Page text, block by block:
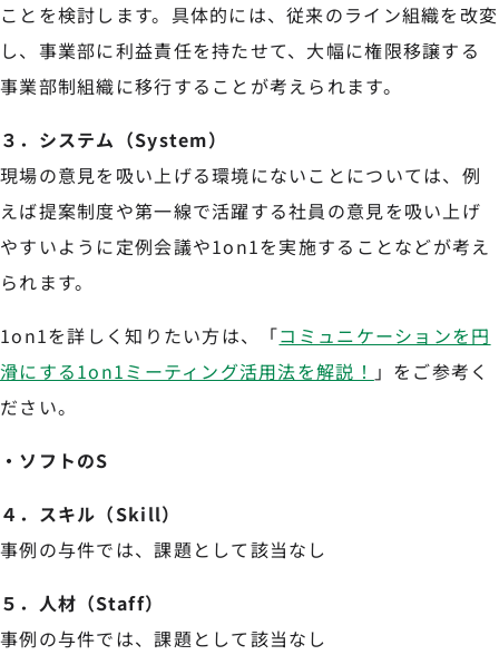
ことを検討します。具体的には、従来のライン組織を改変
し、事業部に利益責任を持たせて、大幅に権限移譲する
事業部制組織に移行することが考えられます。
３．システム（System）
現場の意見を吸い上げる環境にないことについては、例
えば提案制度や第一線で活躍する社員の意見を吸い上げ
やすいように定例会議や1on1を実施することなどが考え
られます。
1on1を詳しく知りたい方は、「コミュニケーションを円
滑にする1on1ミーティング活用法を解説！ 」をご参考く
ださい。
・ソフトのS
４．スキル（Skill）
事例の与件では、課題として該当なし
５．人材（Staff）
事例の与件では、課題として該当なし